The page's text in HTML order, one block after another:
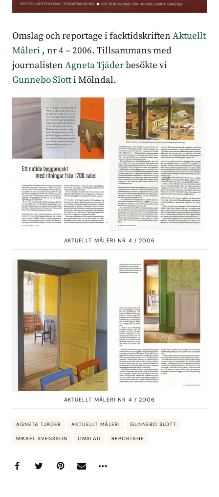
Omslag och reportage i facktidskriften Aktuellt
Måleri , nr 4 – 2006. Tillsammans med
journalisten Agneta Tjäderbesökte vi
Gunnebo Slotti Mölndal.
AKTUELLT MÅLERI NR 4 / 2006
AKTUELLT MÅLERI NR 4 / 2006
AGNETA TJÄDER AKTUELLT MÅLERI GUNNEBO SLOTT
MIKAEL SVENSSON OMSLAG REPORTAGE